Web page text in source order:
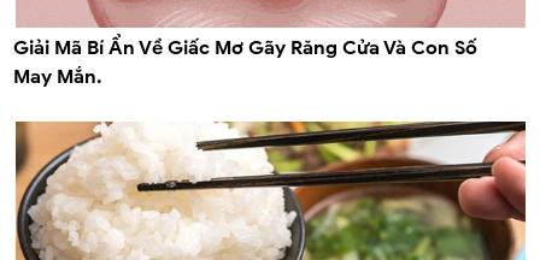
Giải Mã Bí Ẩn Về Giấc Mơ Gãy Răng Cửa Và Con Số
May Mắn.